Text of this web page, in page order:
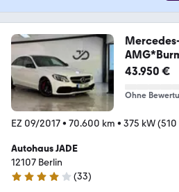
tze
43.950 €
Ohne
EZ 09/2017• 70.600 km • 375 kW (510
Autohaus JADE
12107 Berlin
4.2 Sterne
(33)